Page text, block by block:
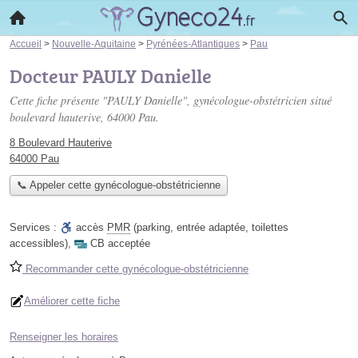
Accueil > Nouvelle-Aquitaine > Pyrénées-Atlantiques > Pau
Docteur PAULY Danielle
Cette fiche présente "PAULY Danielle", gynécologue-obstétricien situé
boulevard hauterive, 64000 Pau.
8 Boulevard Hauterive
64000 Pau
📞 Appeler cette gynécologue-obstétricienne
Services : accès PMR (parking, entrée adaptée, toilettes
accessibles), CB acceptée
Recommander cette gynécologue-obstétricienne
Améliorer cette fiche
Renseigner les horaires